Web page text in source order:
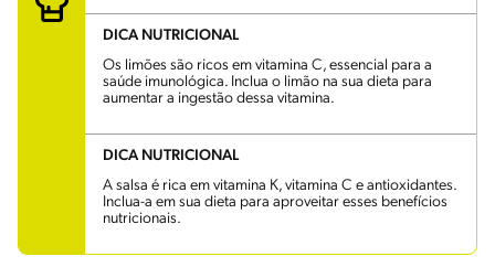
DICA NUTRICIONAL
Os limões são ricos em vitamina C, essencial para a
saúde imunológica. Inclua o limão na sua dieta para
aumentar a ingestão dessa vitamina.
DICA NUTRICIONAL
A salsa é rica em vitamina K, vitamina C e antioxidantes.
Inclua-a em sua dieta para aproveitar esses benefícios
nutricionais.